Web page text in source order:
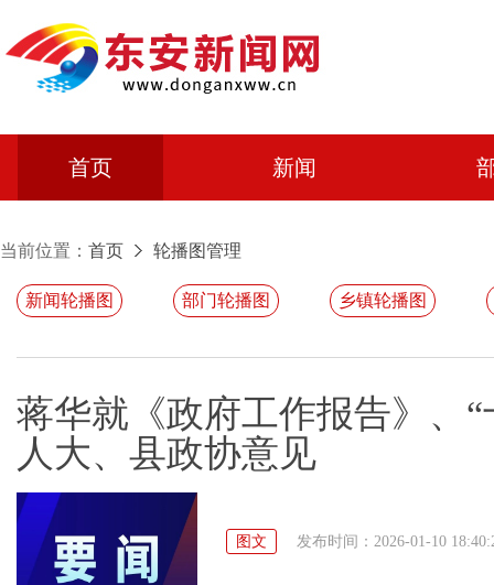
首页 新闻
当前位置： 首页 轮播图管理
新闻轮播图 部门轮播图 乡镇轮播图
蒋华就《政府工作报告》、
人大、县政协意见
图文 发布时间：2026-01-10